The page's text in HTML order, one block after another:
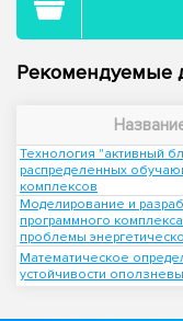
Рекомендуемые
Технология "активный
распределенных
комплексов
Моделирование и
программного
проблемы
Математическое
устойчивости